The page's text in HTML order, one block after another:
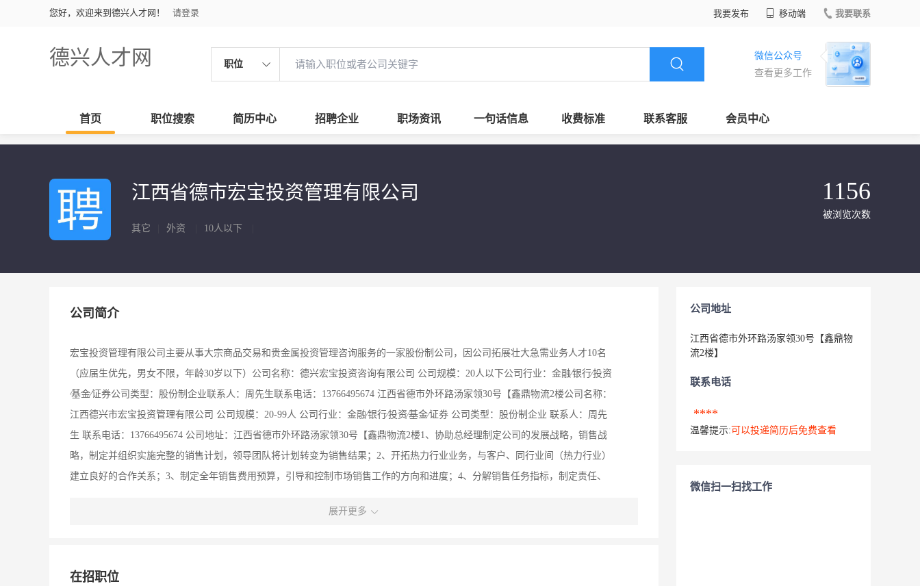
您好，欢迎来到德兴人才网！ 请登录 我要发布 移动端 我要联系
德兴人才网 职位
微信公众号
查看更多工作
首页 职位搜索 简历中心 招聘企业 职场资讯 一句话信息 收费标准 联系客服 会员中心
江西省德市宏宝投资管理有限公司
其它 外资 10人以下
1156
被浏览次数
公司简介
宏宝投资管理有限公司主要从事大宗商品交易和贵金属投资管理咨询服务的一家股份制公司，因公司拓展壮大急需业务人才10名
（应届生优先，男女不限，年龄30岁以下）公司名称：德兴宏宝投资咨询有限公司 公司规模：20人以下公司行业：金融∕银行∕投资
∕基金∕证券公司类型：股份制企业联系人：周先生联系电话：13766495674 江西省德市外环路汤家领30号【鑫鼎物流2楼公司名称：
江西德兴市宏宝投资管理有限公司 公司规模：20-99人 公司行业：金融∕银行∕投资∕基金∕证券 公司类型：股份制企业 联系人：周先
生 联系电话：13766495674 公司地址：江西省德市外环路汤家领30号【鑫鼎物流2楼1、协助总经理制定公司的发展战略，销售战
略，制定并组织实施完整的销售计划，领导团队将计划转变为销售结果；2、开拓热力行业业务，与客户、同行业间（热力行业）
建立良好的合作关系；3、制定全年销售费用预算，引导和控制市场销售工作的方向和进度；4、分解销售任务指标，制定责任、
发多种销售手段，完成销售计划及回款任务；7、销售团队建设，帮助建立、补充、发展、培养销售队伍8、主持公司重大营销合
展开更多
在招职位
公司地址
江西省德市外环路汤家领30号【鑫鼎物
流2楼】
联系电话
****
温馨提示: 可以投递简历后免费查看
微信扫一扫找工作